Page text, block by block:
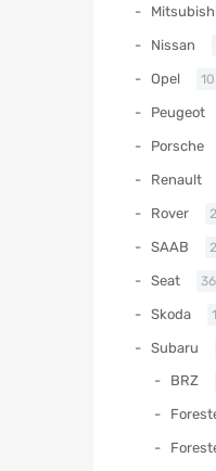
Nissan
Opel 10
Peugeot
Porsche
Renault
Rover 2
SAAB 2
Seat 36
Skoda
Subaru
BRZ